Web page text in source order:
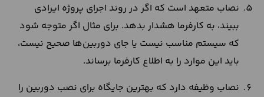
نصاب متعهد است که اگر در روند اجرای پروژه ایرادی
ببیند، به کارفرما هشدار بدهد. برای مثال اگر متوجه شود
که سیستم مناسب نیست یا جای دوربین‌ها صحیح نیست،
باید این موارد را به اطلاع کارفرما برساند.
نصاب وظیفه دارد که بهترین جایگاه برای نصب دوربین را